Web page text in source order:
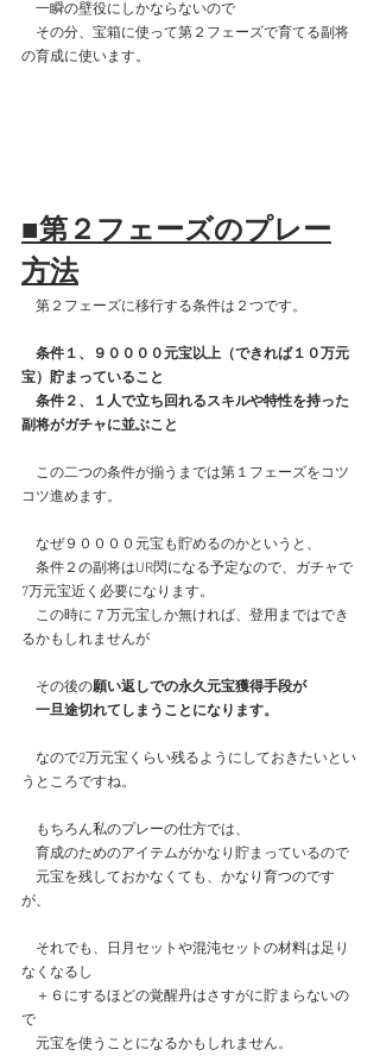
一瞬の壁役にしかならないので
その分、宝箱に使って第２フェーズで育てる副将
の育成に使います。
■第２フェーズのプレー
方法
第２フェーズに移行する条件は２つです。
条件１、９００００元宝以上（できれば１０万元
宝）貯まっていること
条件２、１人で立ち回れるスキルや特性を持った
副将がガチャに並ぶこと
この二つの条件が揃うまでは第１フェーズをコツ
コツ進めます。
なぜ９００００元宝も貯めるのかというと、
条件２の副将はUR閃になる予定なので、ガチャで
7万元宝近く必要になります。
この時に７万元宝しか無ければ、登用まではでき
るかもしれませんが
その後の願い返しでの永久元宝獲得手段が
一旦途切れてしまうことになります。
なので2万元宝くらい残るようにしておきたいとい
うところですね。
もちろん私のプレーの仕方では、
育成のためのアイテムがかなり貯まっているので
元宝を残しておかなくても、かなり育つのです
が、
それでも、日月セットや混沌セットの材料は足り
なくなるし
＋６にするほどの覚醒丹はさすがに貯まらないの
で
元宝を使うことになるかもしれません。